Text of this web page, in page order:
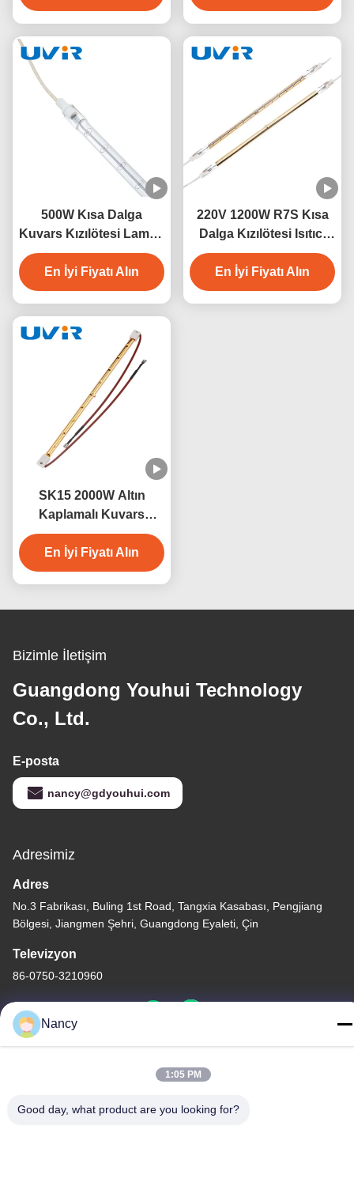
500W Kısa Dalga
Kuvars Kızılötesi Lamba
230V Endüstriyel Isıtma
İçin
En İyi Fiyatı Alın
220V 1200W R7S Kısa
Dalga Kızılötesi Isıtıcı
Lamba
En İyi Fiyatı Alın
SK15 2000W Altın
Kaplamalı Kuvars
Kızılötesi Sauna Isıtıcı
Lamba
En İyi Fiyatı Alın
Bizimle İletişim
Guangdong Youhui Technology
Co., Ltd.
E-posta
nancy@gdyouhui.com
Adresimiz
Adres
No.3 Fabrikası, Buling 1st Road, Tangxia Kasabası, Pengjiang
Bölgesi, Jiangmen Şehri, Guangdong Eyaleti, Çin
Televizyon
86-0750-3210960
Gizlilik Politikası|Site Haritası
Guangdong Youhui Technology Co., Ltd. - Tüm haklar saklıdır.
Nancy
1:05 PM
Good day, what product are you looking for?